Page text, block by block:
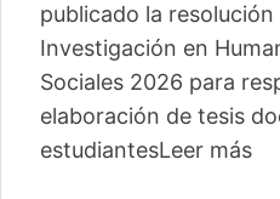
publicado la resolución
Investigación en
Sociales 2026 para
elaboración de tesis
estudiantesLeer más